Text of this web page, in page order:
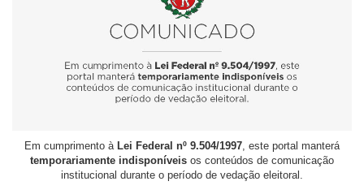
Em cumprimento à Lei Federal nº 9.504/1997, este portal manterá
temporariamente indisponíveis os conteúdos de comunicação
institucional durante o período de vedação eleitoral.